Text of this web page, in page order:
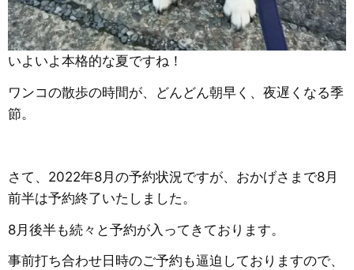
いよいよ本格的な夏ですね！
ワンコの散歩の時間が、どんどん朝早く、夜遅くなる季
節。
さて、2022年8月の予約状況ですが、おかげさまで8月
前半は予約終了いたしました。
8月後半も続々と予約が入ってきております。
事前打ち合わせ日時のご予約も逼迫しておりますので、